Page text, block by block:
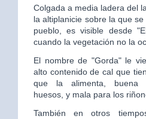
Colgada a media ladera del
la altiplanicie sobre la que se
pueblo, es visible desde
cuando la vegetación no la
El nombre de "Gorda" le
alto contenido de cal que
que la alimenta, buena
huesos, y mala para los
También en otros